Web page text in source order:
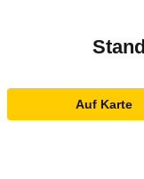
Auf Karte